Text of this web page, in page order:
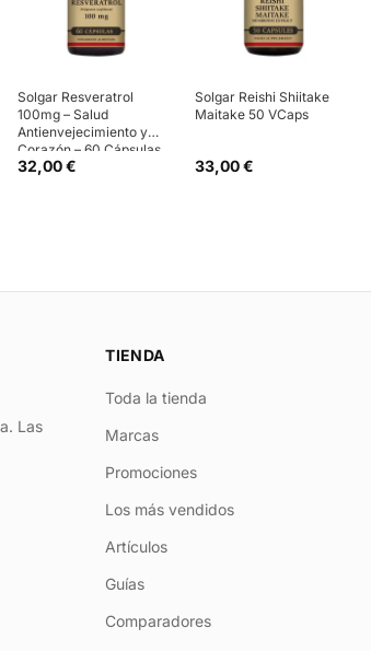
Solgar Resveratrol
100mg – Salud
Antienvejecimiento y
Corazón – 60 Cápsulas
32,00 €
Solgar Reishi Shiitake
Maitake 50 VCaps
33,00 €
Las
TIENDA
Toda la tienda
Marcas
Promociones
Los más vendidos
Artículos
Guías
Comparadores